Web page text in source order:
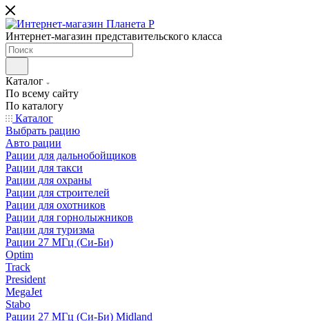
Интернет-магазин представительского класса
Каталог
По всему сайту
По каталогу
Каталог
Выбрать рацию
Авто рации
Рации для дальнобойщиков
Рации для такси
Рации для охраны
Рации для строителей
Рации для охотников
Рации для горнолыжников
Рации для туризма
Рации 27 МГц (Си-Би)
Optim
Track
President
MegaJet
Stabo
Рации 27 МГц (Си-Би) Midland